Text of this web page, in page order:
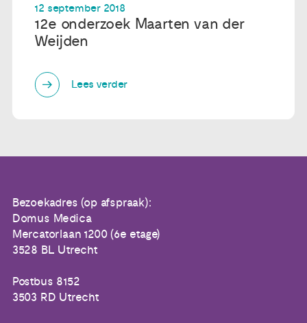
12 september 2018
12e onderzoek Maarten van der
Weijden
Lees verder
Bezoekadres (op afspraak):
Domus Medica
Mercatorlaan 1200 (6e etage)
3528 BL Utrecht
Postbus 8152
3503 RD Utrecht